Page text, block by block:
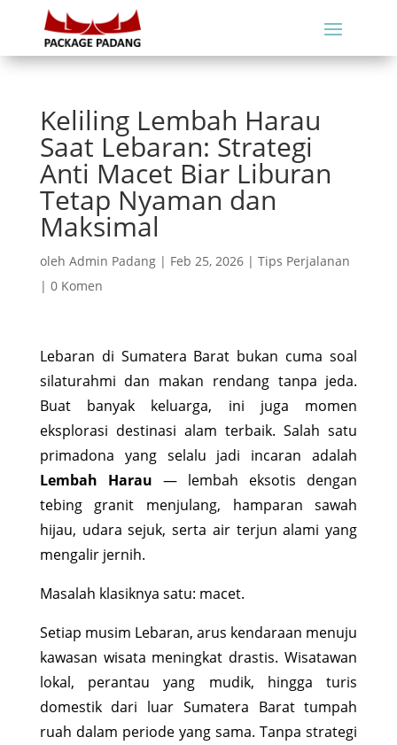
Keliling Lembah Harau
Saat Lebaran: Strategi
Anti Macet Biar Liburan
Tetap Nyaman dan
Maksimal
oleh Admin Padang| Feb 25, 2026| Tips Perjalanan
| 0 Komen
Lebaran di Sumatera Barat bukan cuma soal
silaturahmi dan makan rendang tanpa jeda.
Buat banyak keluarga, ini juga momen
eksplorasi destinasi alam terbaik. Salah satu
primadona yang selalu jadi incaran adalah
Lembah Harau — lembah eksotis dengan
tebing granit menjulang, hamparan sawah
hijau, udara sejuk, serta air terjun alami yang
mengalir jernih.
Masalah klasiknya satu: macet.
Setiap musim Lebaran, arus kendaraan menuju
kawasan wisata meningkat drastis. Wisatawan
lokal, perantau yang mudik, hingga turis
domestik dari luar Sumatera Barat tumpah
ruah dalam periode yang sama. Tanpa strategi